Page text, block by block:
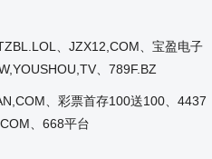
、JZX12,COM、宝盈电子
、789F.BZ
、彩票首存100送100、4437
、668平台